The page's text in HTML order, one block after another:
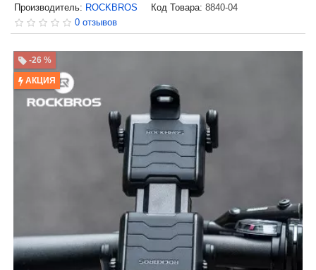
Производитель: ROCKBROS Код Товара: 8840-04
0 отзывов
-26 %
АКЦИЯ